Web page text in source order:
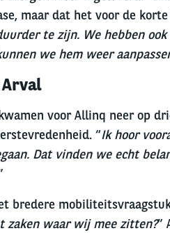
maar dat het voor de
te zijn. We hebben
we hem weer
voor Allinq neer op
“Ik hoor
Dat vinden we echt
bredere
zaken waar wij mee zitten?”